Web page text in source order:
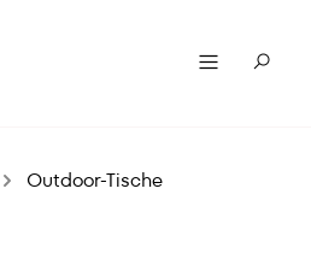
Outdoor-Tische